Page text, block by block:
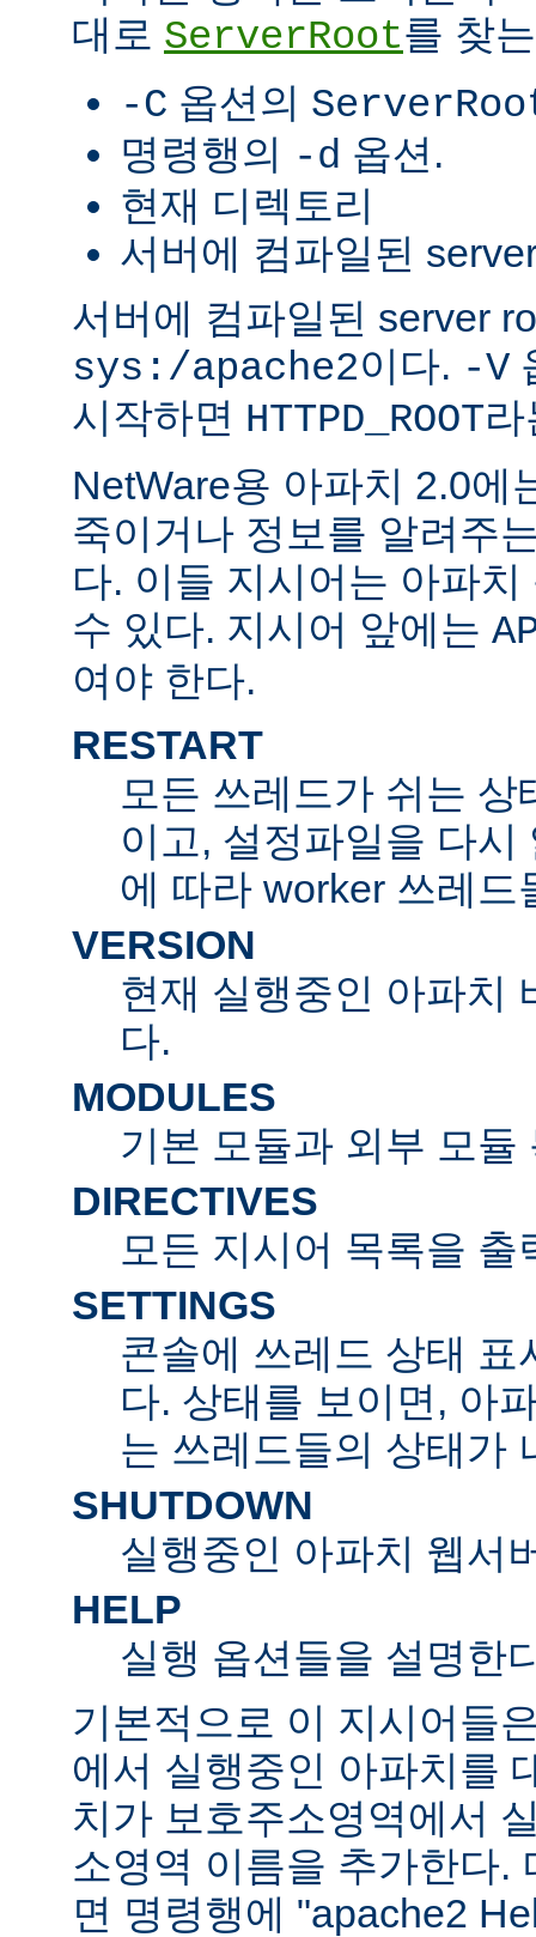
대로 ServerRoot를 찾
-C 옵션의
명령행의 -d 옵션.
현재 디렉토리
서버에 컴파일된
서버에 컴파일된 server
sys:/apache2이다. -V
시작하면 HTTPD_ROOT
NetWare용 아파치 2.0에
죽이거나 정보를 알려주
다. 이들 지시어는 아파
수 있다. 지시어 앞에는
여야 한다.
RESTART
모든 쓰레드가 쉬는
이고, 설정파일을 다
에 따라 worker 쓰레드
VERSION
현재 실행중인 아파치
다.
MODULES
기본 모듈과 외부 모듈
DIRECTIVES
모든 지시어 목록을 출
SETTINGS
콘솔에 쓰레드 상태 표
다. 상태를 보이면, 아
는 쓰레드들의 상태가
SHUTDOWN
실행중인 아파치 웹서
HELP
실행 옵션들을 설명한
기본적으로 이 지시어들
에서 실행중인 아파치를
치가 보호주소영역에서
소영역 이름을 추가한다.
면 명령행에 "apache2